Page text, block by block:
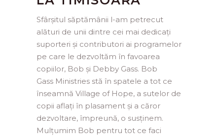
Sfârșitul săptămânii l-am petrecut
alături de unii dintre cei mai dedicați
suporteri și contributori ai programelor
pe care le dezvoltăm în favoarea
copiilor, Bob și Debby Gass. Bob
Gass Ministries stă în spatele a tot ce
înseamnă Village of Hope, a sutelor de
copii aflați în plasament și a căror
dezvoltare, împreună, o susținem.
Mulțumim Bob pentru tot ce faci